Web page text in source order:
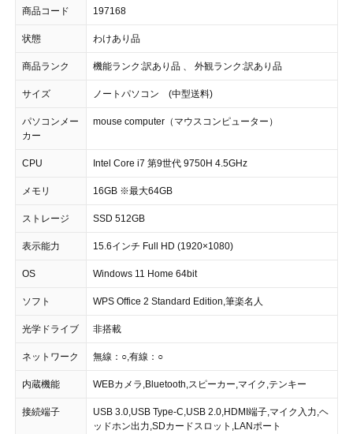
商品コード 197168
状態 わけあり品
商品ランク 機能ランク:訳あり品 、 外観ランク:訳あり品
サイズ ノートパソコン (中型送料)
パソコンメー
カー
mouse computer（マウスコンピューター）
CPU Intel Core i7 第9世代 9750H 4.5GHz
メモリ 16GB ※最大64GB
ストレージ SSD 512GB
表示能力 15.6インチ Full HD (1920×1080)
OS Windows 11 Home 64bit
ソフト WPS Office 2 Standard Edition,筆楽名人
光学ドライブ 非搭載
ネットワーク 無線：○,有線：○
内蔵機能 WEBカメラ,Bluetooth,スピーカー,マイク,テンキー
接続端子
USB 3.0,USB Type-C,USB 2.0,HDMI端子,マイク入力,ヘ
ッドホン出力,SDカードスロット,LANポート